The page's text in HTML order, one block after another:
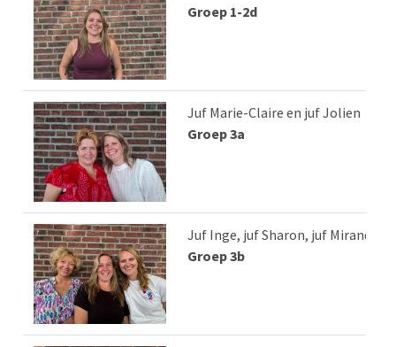
Groep 1-2d
Juf Marie-Claire en juf Jolien
Groep 3a
Juf Inge, juf Sharon, juf Miranda
Groep 3b